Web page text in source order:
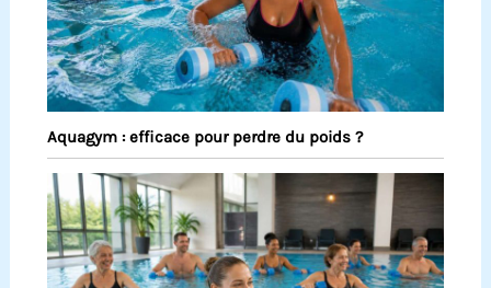
Aquagym : efficace pour perdre du poids ?